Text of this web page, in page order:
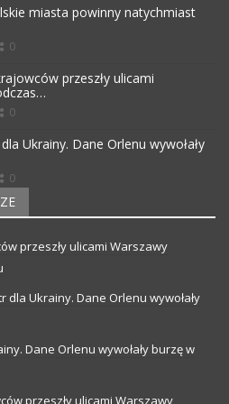
miasta powinny natychmiast
0
przeszły ulicami
0
Ukrainy. Dane Orlenu wywołały
0
przeszły ulicami Warszawy
dla Ukrainy. Dane Orlenu wywołały
Dane Orlenu wywołały burzę w
przeszły ulicami Warszawy